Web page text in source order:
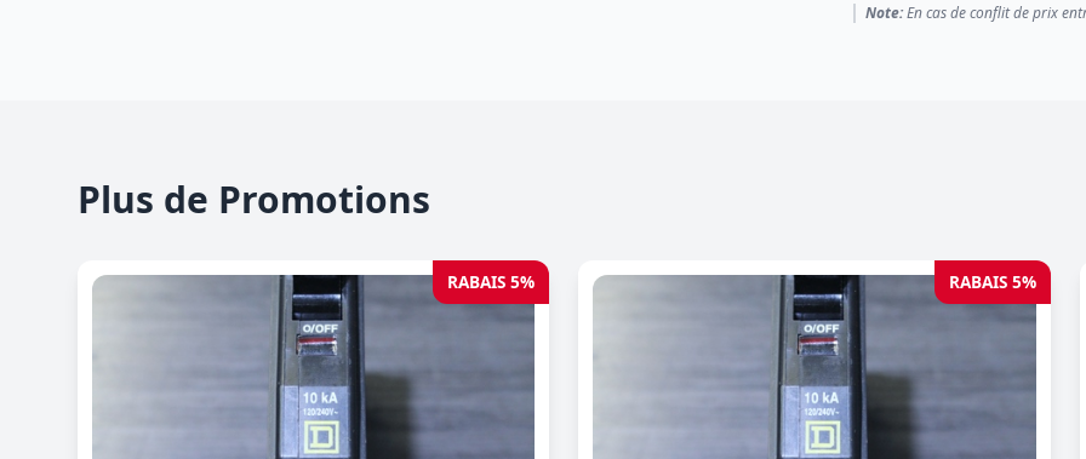
Note:En cas de conflit de prix
Plus de Promotions
RABAIS 5% RABAIS 5%